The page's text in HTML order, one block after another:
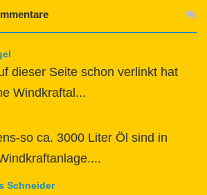
dieser Seite schon verlinkt hat
Windkraftal...
so ca. 3000 Liter Öl sind in
Schneider